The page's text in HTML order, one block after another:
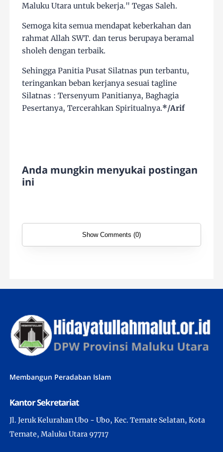
Maluku Utara untuk bekerja." Tegas Saleh.
Semoga kita semua mendapat keberkahan dan
rahmat Allah SWT. dan terus berupaya beramal
sholeh dengan terbaik.
Sehingga Panitia Pusat Silatnas pun terbantu,
teringankan beban kerjanya sesuai tagline
Silatnas : Tersenyum Panitianya, Baghagia
Pesertanya, Tercerahkan Spiritualnya.*/Arif
Anda mungkin menyukai postingan
ini
Show Comments (0)
Membangun Peradaban Islam
Kantor Sekretariat
Jl. Jeruk Kelurahan Ubo - Ubo, Kec. Ternate Selatan, Kota
Ternate, Maluku Utara 97717